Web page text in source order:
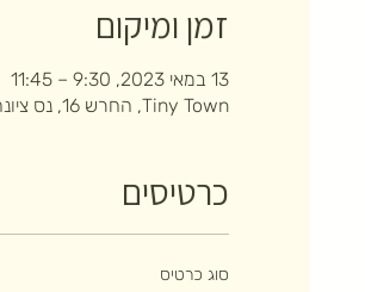
זמן ומיקום
13 במאי 2023, 9:30 – 11:45
Tiny Town, החרש 16, נס ציונה, ישראל
כרטיסים
סוג כרטיס